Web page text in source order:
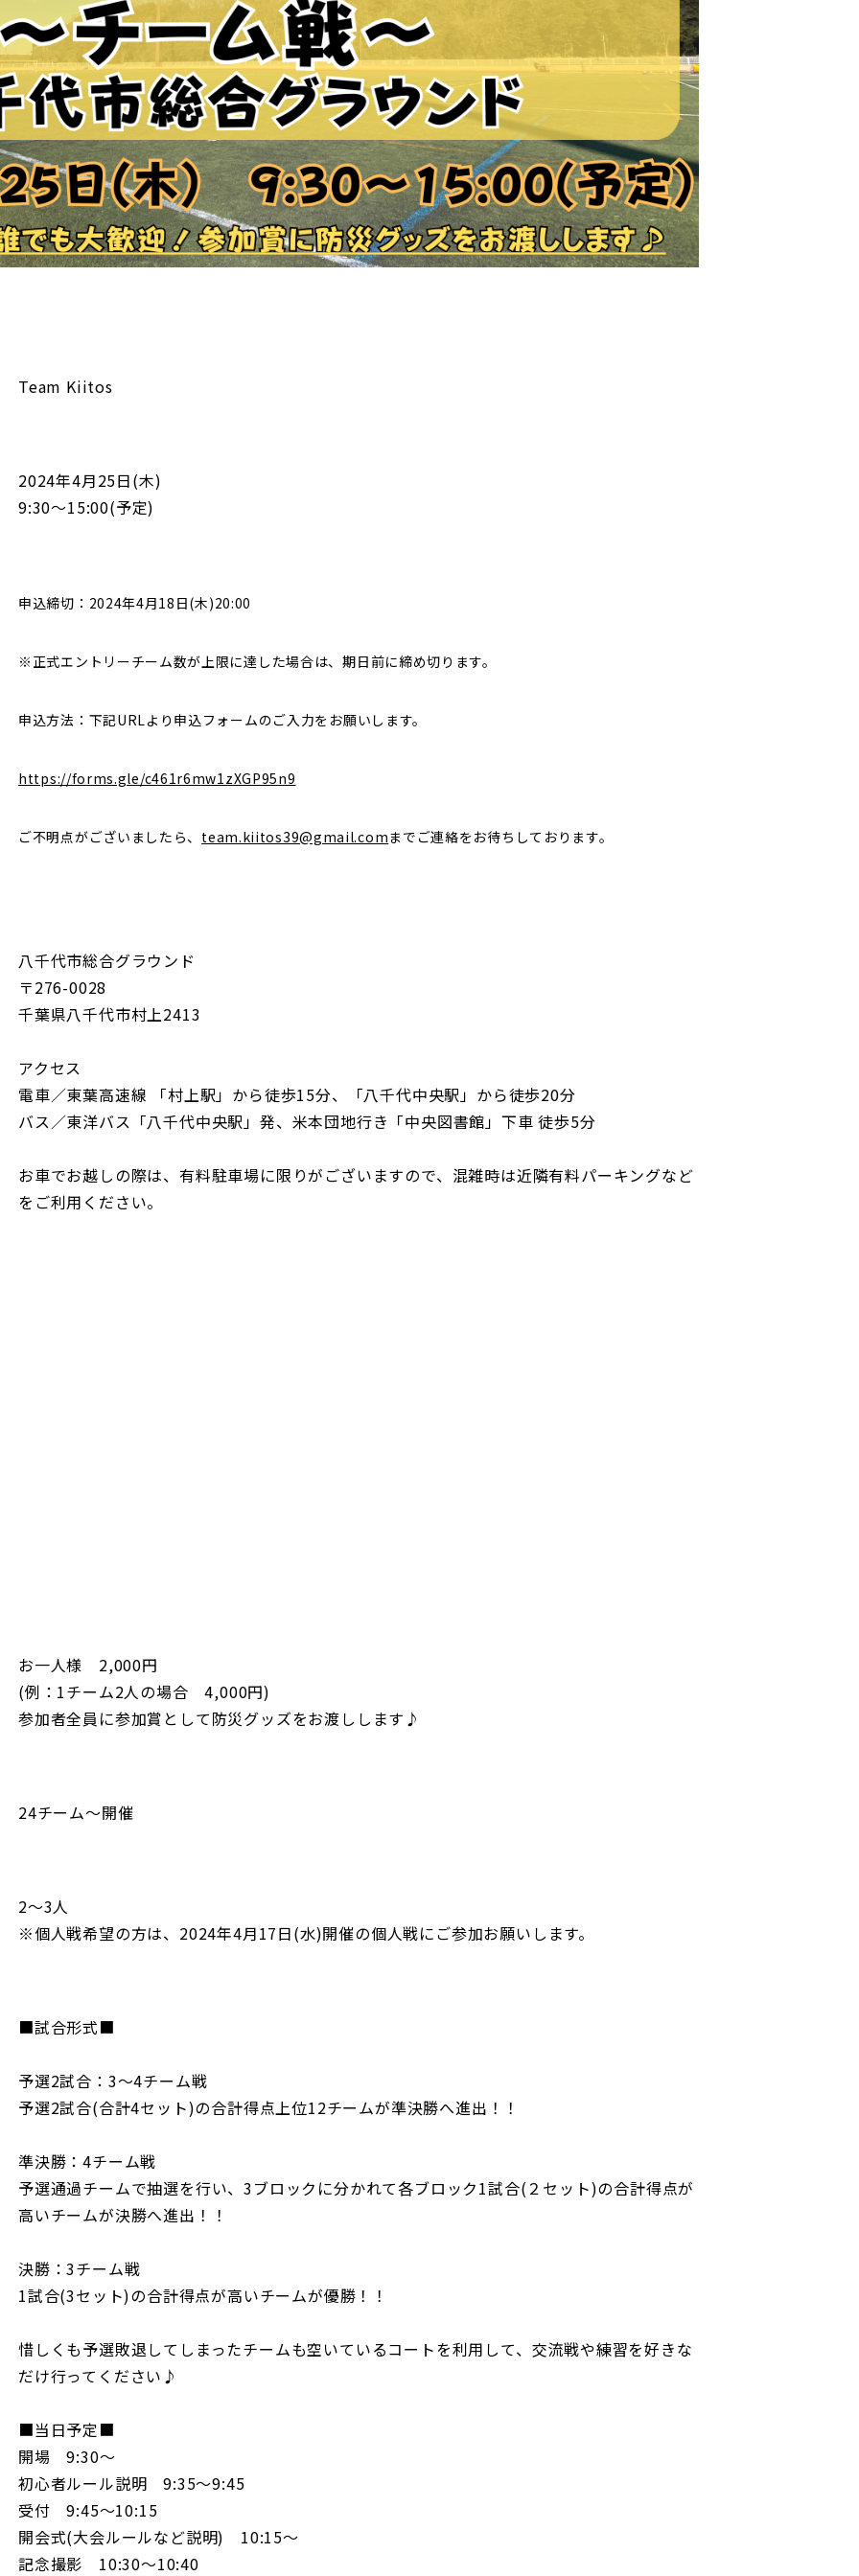
Team Kiitos
2024年4月25日(木)
9:30〜15:00(予定)
申込締切：2024年4月18日(木)20:00
※正式エントリーチーム数が上限に達した場合は、期日前に締め切ります。
申込方法：下記URLより申込フォームのご入力をお願いします。
https://forms.gle/c461r6mw1zXGP95n9
ご不明点がございましたら、 team.kiitos39@gmail.comまでご連絡をお待ちしております。
八千代市総合グラウンド
〒276-0028
千葉県八千代市村上2413
アクセス
電車／東葉高速線 「村上駅」から徒歩15分、「八千代中央駅」から徒歩20分
バス／東洋バス「八千代中央駅」発、米本団地行き「中央図書館」下車 徒歩5分
お車でお越しの際は、有料駐車場に限りがございますので、混雑時は近隣有料パーキングなど
をご利用ください。
お一人様 2,000円
(例：1チーム2人の場合 4,000円)
参加者全員に参加賞として防災グッズをお渡しします♪
24チーム〜開催
2〜3人
※個人戦希望の方は、2024年4月17日(水)開催の個人戦にご参加お願いします。
■試合形式■
予選2試合：3〜4チーム戦
予選2試合(合計4セット)の合計得点上位12チームが準決勝へ進出！！
準決勝：4チーム戦
予選通過チームで抽選を行い、3ブロックに分かれて各ブロック1試合(２セット)の合計得点が
高いチームが決勝へ進出！！
決勝：3チーム戦
1試合(3セット)の合計得点が高いチームが優勝！！
惜しくも予選敗退してしまったチームも空いているコートを利用して、交流戦や練習を好きな
だけ行ってください♪
■当日予定■
開場 9:30〜
初心者ルール説明 9:35〜9:45
受付 9:45〜10:15
開会式(大会ルールなど説明) 10:15〜
記念撮影 10:30〜10:40